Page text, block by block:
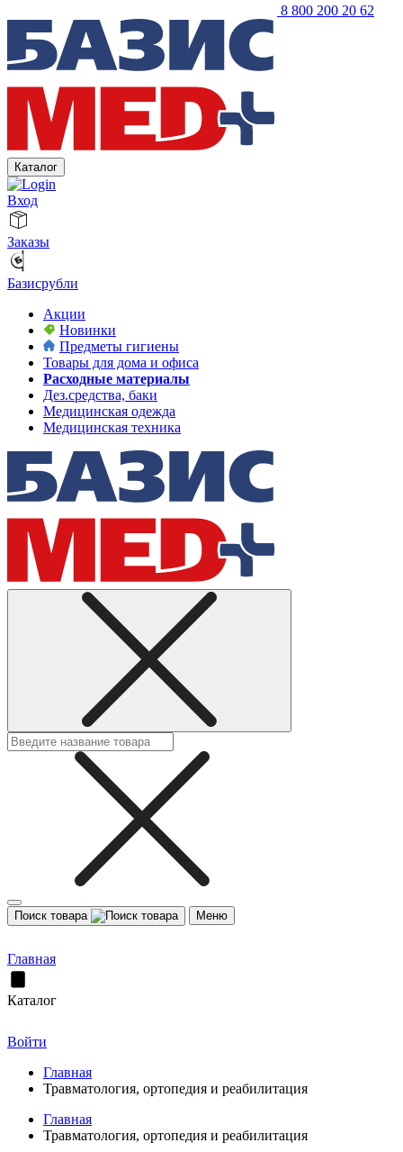
8 800 200 20 62
Каталог
Вход
Заказы
Базисрубли
Акции
Новинки
Предметы гигиены
Товары для дома и офиса
Расходные материалы
Дез.средства, баки
Медицинская одежда
Медицинская техника
Поиск товара Меню
Главная
Каталог
Войти
Главная
Травматология, ортопедия и реабилитация
Главная
Травматология, ортопедия и реабилитация